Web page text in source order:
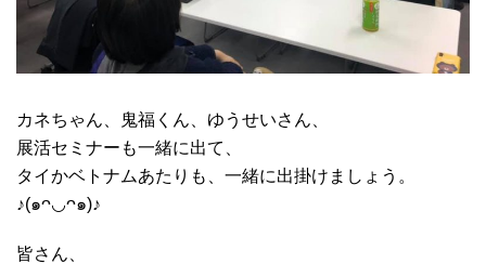
カネちゃん、鬼福くん、ゆうせいさん、
展活セミナーも一緒に出て、
タイかベトナムあたりも、一緒に出掛けましょう。
♪(๑ᴖ◡ᴖ๑)♪
皆さん、